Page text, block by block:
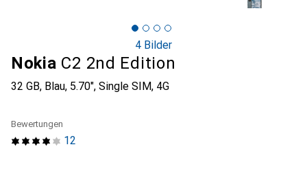
4 Bilder
Nokia C2 2nd Edition
32 GB, Blau, 5.70", Single SIM, 4G
12
Bewertungen